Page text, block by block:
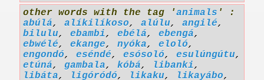
other words with the tag 'animals ' :
abúlá, alíkilíkoso, alúlu, angilé,
bilulu, ebambi, ebélá, ebengá,
ebwélé, ekange, nyóka, eloló,
engondó, eséndé, esósoló, esulúngútu,
etúná, gambala, kóbá, libanki,
libáta, ligóródó, likaku, likayábo,